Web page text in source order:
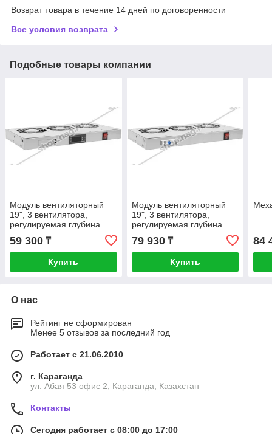
Возврат товара в течение 14 дней по договоренности
Все условия возврата
Подобные товары компании
Модуль вентиляторный
19", 3 вентилятора,
регулируемая глубина
230-415 мм, с цифровым
терморегулятором
59 300 ₸
Купить
Модуль вентиляторный
19", 3 вентилятора,
регулируемая глубина
230-415мм, с
термостатом
79 930₸
Купить
84
О нас
Рейтинг не сформирован
Менее 5 отзывов за последний год
Работает с 21.06.2010
г. Караганда
ул. Абая 53 офис 2, Караганда, Казахстан
Контакты
Сегодня работает с 08:00 до 17:00